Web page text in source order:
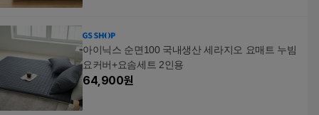
아이닉스 순면100 국내생산 세라지오 요매트 누빔
요커버+요솜세트 2인용
64,900원